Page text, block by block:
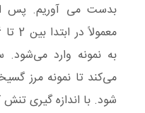
بدست می آوریم. پس از
به نمونه وارد می‌شود.
می‌کند تا نمونه مرز
شود. با اندازه گیری